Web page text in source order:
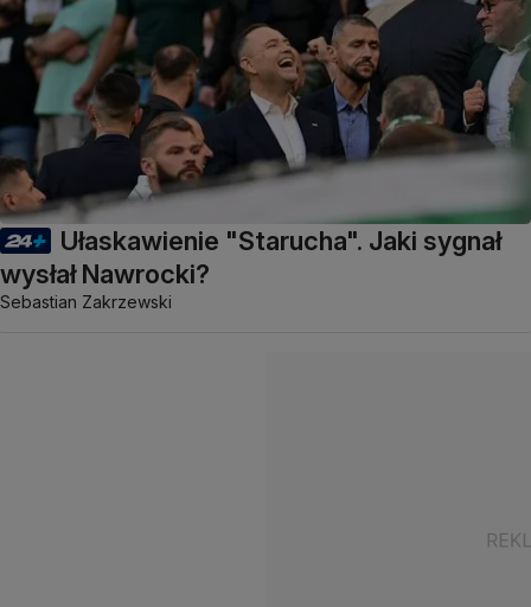
Ułaskawienie "Starucha". Jaki sygnał
wysłał Nawrocki?
Sebastian Zakrzewski